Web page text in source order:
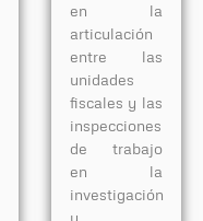
en la
articulación
entre las
unidades
fiscales y las
inspecciones
de trabajo
en la
investigación